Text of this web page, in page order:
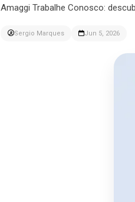
Amaggi Trabalhe Conosco:
Sergio Marques Jun 5, 2026